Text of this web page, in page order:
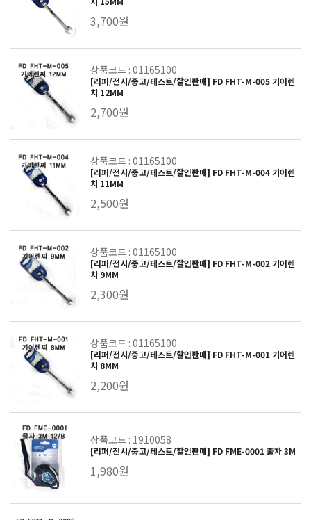
3,700원
상품코드 : 01165100
[리퍼/전시/중고/테스트/할인판매] FD FHT-M-005 기어렌
치 12MM
2,700원
상품코드 : 01165100
[리퍼/전시/중고/테스트/할인판매] FD FHT-M-004 기어렌
치 11MM
2,500원
상품코드 : 01165100
[리퍼/전시/중고/테스트/할인판매] FD FHT-M-002 기어렌
치 9MM
2,300원
상품코드 : 01165100
[리퍼/전시/중고/테스트/할인판매] FD FHT-M-001 기어렌
치 8MM
2,200원
상품코드 : 1910058
[리퍼/전시/중고/테스트/할인판매] FD FME-0001 줄자 3M
1,980원